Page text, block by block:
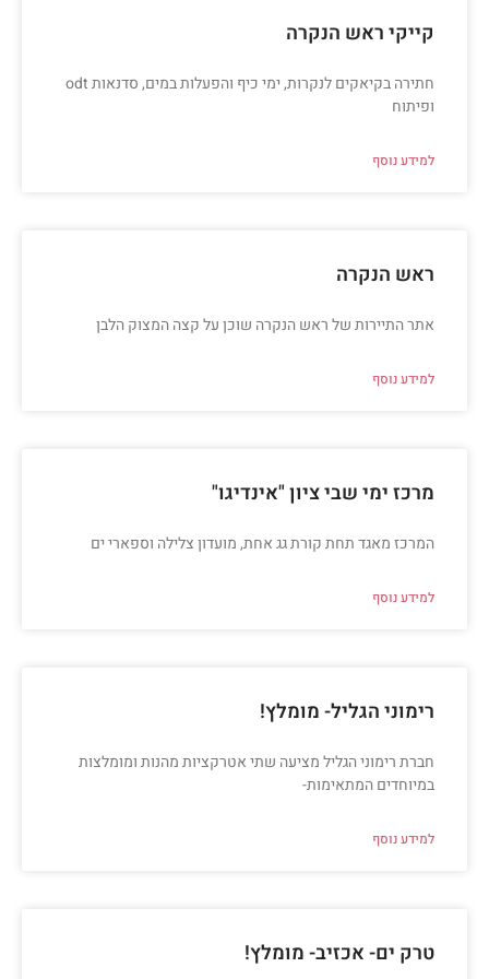
קייקי ראש הנקרה
חתירה בקיאקים לנקרות, ימי כיף והפעלות במים, סדנאות odt
ופיתוח
למידע נוסף
ראש הנקרה
אתר התיירות של ראש הנקרה שוכן על קצה המצוק הלבן
למידע נוסף
מרכז ימי שבי ציון "אינדיגו"
המרכז מאגד תחת קורת גג אחת, מועדון צלילה וספארי ים
למידע נוסף
רימוני הגליל- מומלץ!
חברת רימוני הגליל מציעה שתי אטרקציות מהנות ומומלצות
במיוחדים המתאימות-
למידע נוסף
טרק ים- אכזיב- מומלץ!